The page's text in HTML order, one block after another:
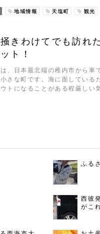
地域情報 天塩町 観光
きわけてでも訪れ
ト！
、日本最北端の稚内市から
さな町です。海に面してい
トになることがある程厳し
ふる
西彼
がこ